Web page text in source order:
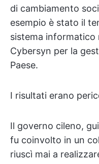
di cambiamento
esempio è stato il
sistema
Cybersyn per la
Paese.
I risultati erano
Il governo cileno,
fu coinvolto in un
riuscì mai a